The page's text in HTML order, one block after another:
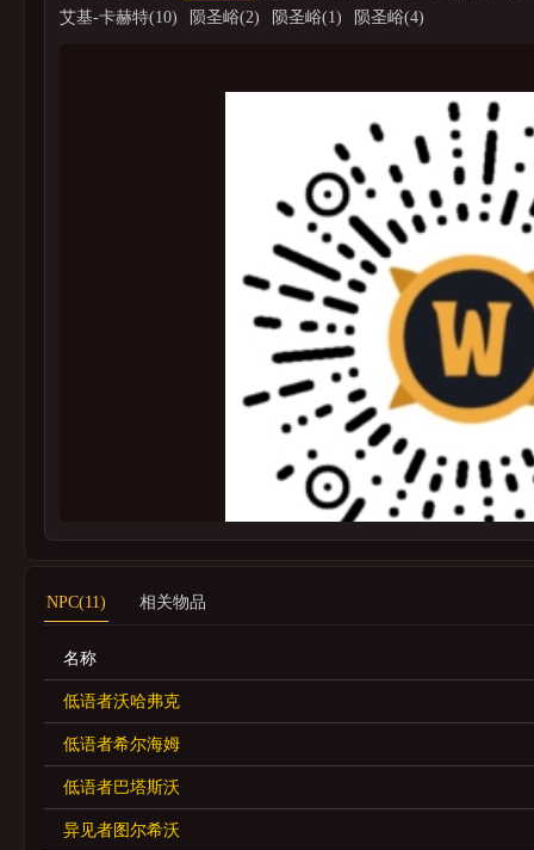
艾基-卡赫特(10)
陨圣峪(2) 陨圣峪(1) 陨圣峪(4)
NPC(11) 相关物品
名称
低语者沃哈弗克
低语者希尔海姆
低语者巴塔斯沃
异见者图尔希沃